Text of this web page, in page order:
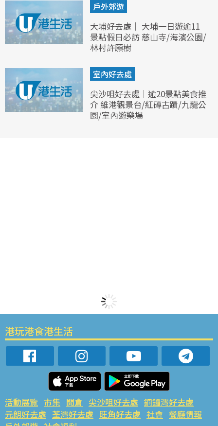
戶外郊遊
大埔好去處｜ 大埔一日遊逾11
景點假日必訪 慈山寺/海濱公園/
林村許願樹
室內好去處
尖沙咀好去處｜逾20景點美食推
介 維港觀景台/紅磚古蹟/九龍公
園/室內遊樂場
港玩港食港生活
活動展覽 市集 開倉 尖沙咀好去處 銅鑼灣好去處
元朗好去處 荃灣好去處 旺角好去處 社會 餐廳情報